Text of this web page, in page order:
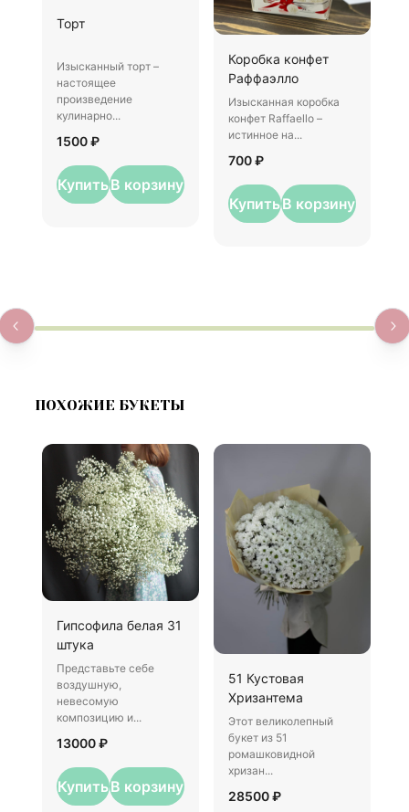
Торт
Изысканный торт –
настоящее
произведение
кулинарно...
1500 ₽
КупитьВ корзину
Коробка конфет
Раффаэлло
Изысканная коробка
конфет Raffaello –
истинное на...
700 ₽
КупитьВ корзину
ПОХОЖИЕ БУКЕТЫ
Гипсофила белая 31
штука
Представьте себе
воздушную,
невесомую
композицию и...
13000 ₽
КупитьВ корзину
51 Кустовая
Хризантема
Этот великолепный
букет из 51
ромашковидной
хризан...
28500 ₽